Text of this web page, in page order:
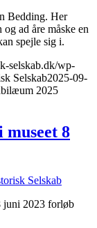
Bedding. Her
ad åre måske en
spejle sig i.
selskab.dk/wp-
Selskab2025-09-
2025
8
Selskab
juni 2023 forløb